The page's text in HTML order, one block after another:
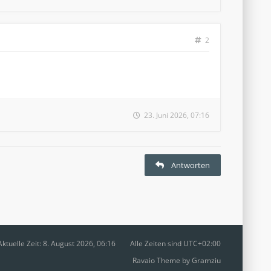
2
23. Juni 2026, 07:16
Antworten
Alle Zeiten sind UTC+02:00
Zeit: 8. August 2026, 06:16
Ravaio Theme byGramziu